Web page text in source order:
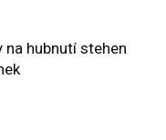
hubnutí stehen